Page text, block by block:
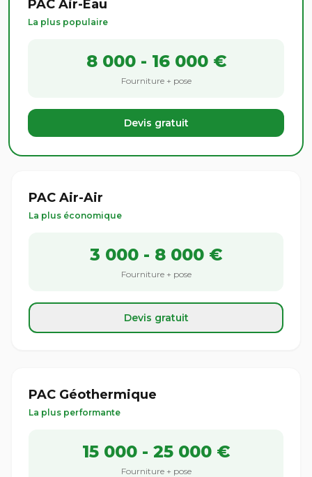
PAC Air-Eau
La plus populaire
8 000 - 16 000 €
Fourniture + pose
Devis gratuit
PAC Air-Air
La plus économique
3 000 - 8 000 €
Fourniture + pose
Devis gratuit
PAC Géothermique
La plus performante
15 000 - 25 000 €
Fourniture + pose